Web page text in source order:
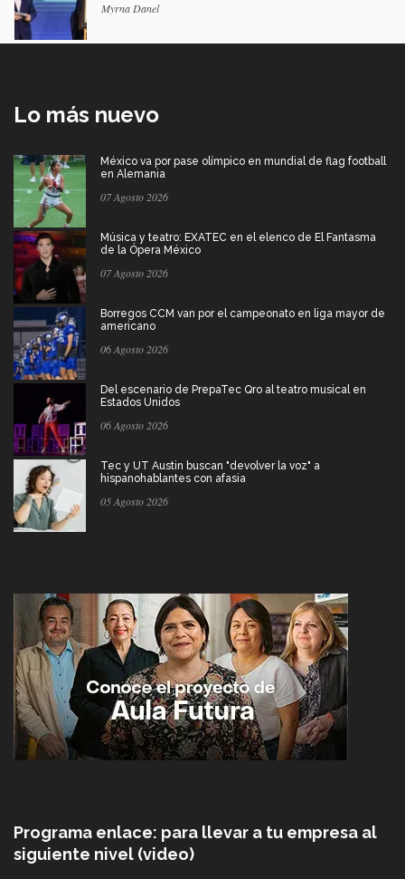
Myrna Danel
Lo más nuevo
México va por pase olímpico en mundial de flag football
en Alemania
07 Agosto 2026
Música y teatro: EXATEC en el elenco de El Fantasma
de la Ópera México
07 Agosto 2026
Borregos CCM van por el campeonato en liga mayor de
americano
06 Agosto 2026
Del escenario de PrepaTec Qro al teatro musical en
Estados Unidos
06 Agosto 2026
Tec y UT Austin buscan "devolver la voz" a
hispanohablantes con afasia
05 Agosto 2026
Programa enlace: para llevar a tu empresa al
siguiente nivel (video)